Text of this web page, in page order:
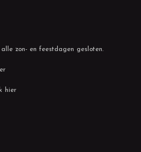
zon- en feestdagen gesloten.
hier